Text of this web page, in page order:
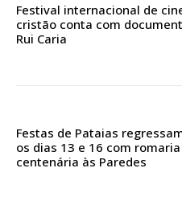
Festival internacional de
cristão conta com
Rui Caria
Festas de Pataias
os dias 13 e 16 com romaria
centenária às Paredes